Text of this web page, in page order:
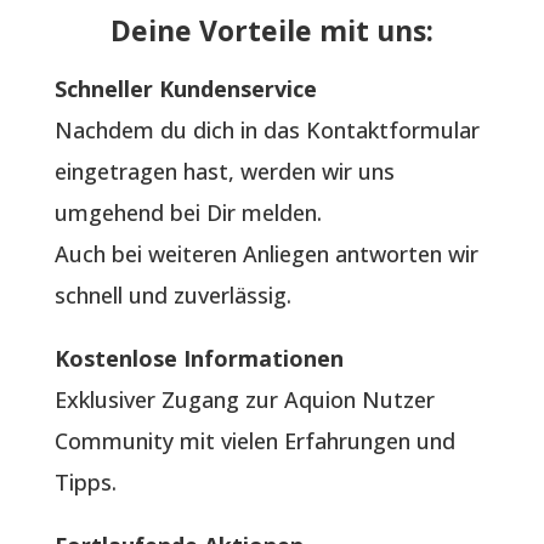
Deine Vorteile mit uns:
Schneller Kundenservice
Nachdem du dich in das Kontaktformular
eingetragen hast, werden wir uns
umgehend bei Dir melden.
Auch bei weiteren Anliegen antworten wir
schnell und zuverlässig.
Kostenlose Informationen
Exklusiver Zugang zur Aquion Nutzer
Community mit vielen Erfahrungen und
Tipps.